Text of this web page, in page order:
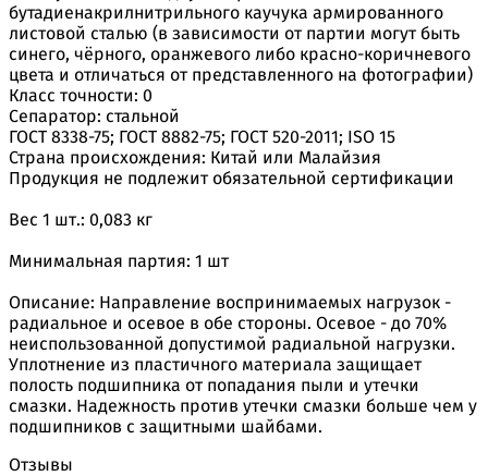
бутадиенакрилнитрильного каучука армированного
листовой сталью (в зависимости от партии могут быть
синего, чёрного, оранжевого либо красно-коричневого
цвета и отличаться от представленного на фотографии)
Класс точности: 0
Сепаратор: стальной
ГОСТ 8338-75; ГОСТ 8882-75; ГОСТ 520-2011; ISO 15
Страна происхождения: Китай или Малайзия
Продукция не подлежит обязательной сертификации
Вес 1 шт.: 0,083 кг
Минимальная партия: 1 шт
Описание: Направление воспринимаемых нагрузок -
радиальное и осевое в обе стороны. Осевое - до 70%
неиспользованной допустимой радиальной нагрузки.
Уплотнение из пластичного материала защищает
полость подшипника от попадания пыли и утечки
смазки. Надежность против утечки смазки больше чем у
подшипников с защитными шайбами.
Отзывы